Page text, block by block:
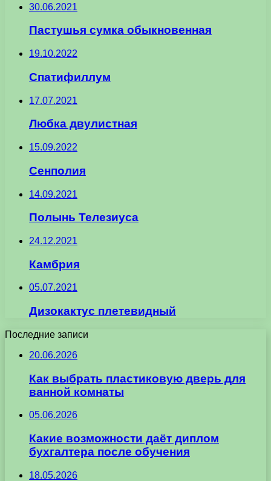
30.06.2021
Пастушья сумка обыкновенная
19.10.2022
Спатифиллум
17.07.2021
Любка двулистная
15.09.2022
Сенполия
14.09.2021
Полынь Телезиуса
24.12.2021
Камбрия
05.07.2021
Дизокактус плетевидный
Последние записи
20.06.2026
Как выбрать пластиковую дверь для
ванной комнаты
05.06.2026
Какие возможности даёт диплом
бухгалтера после обучения
18.05.2026